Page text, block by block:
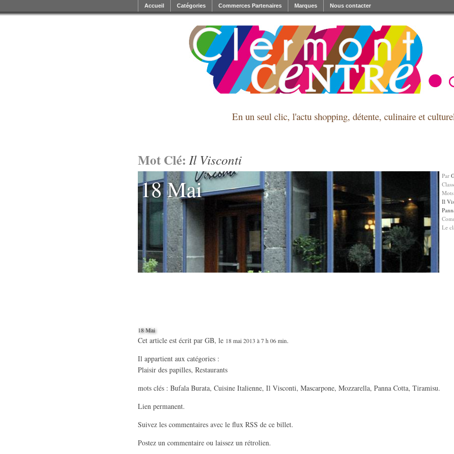
En un seul clic, l'actu shopping, détente, culinaire et
Accueil Catégories Commerces Partenaires Marques Nous contacter
Mot Clé: Il Visconti
18 Mai Par
Il
Le
18 Mai
Cet article est écrit par GB, le 18 mai 2013 à 7 h 06 min.
Il appartient aux catégories :
Plaisir des papilles, Restaurants
mots clés : Bufala Burata, Cuisine Italienne, Il Visconti, Mascarpone, Mozzarella, Panna Cotta, Tiramisu.
Lien permanent.
Suivez les commentaires avec le flux RSS de ce billet.
Postez un commentaire ou laissez un rétrolien.